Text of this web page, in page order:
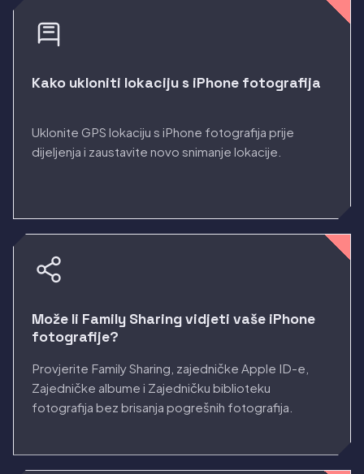
Kako ukloniti lokaciju s iPhone fotografija
Uklonite GPS lokaciju s iPhone fotografija prije
dijeljenja i zaustavite novo snimanje lokacije.
Može li Family Sharing vidjeti vaše iPhone
fotografije?
Provjerite Family Sharing, zajedničke Apple ID-e,
Zajedničke albume i Zajedničku biblioteku
fotografija bez brisanja pogrešnih fotografija.